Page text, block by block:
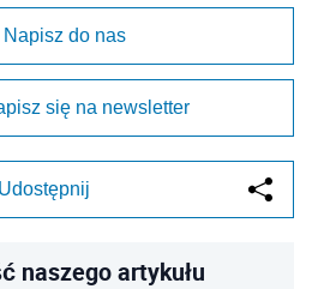
Napisz do nas
się na newsletter
Udostępnij
naszego artykułu